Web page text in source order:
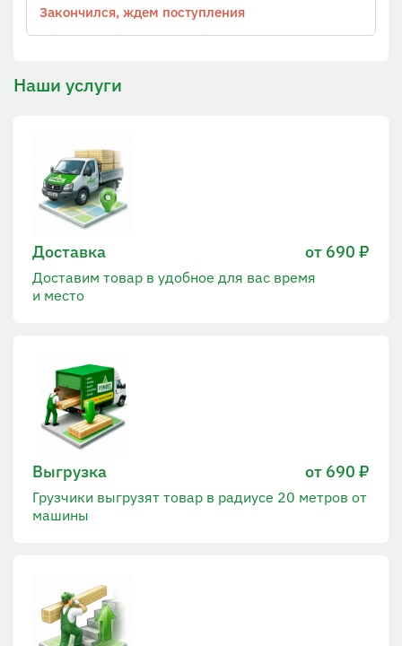
Закончился, ждем поступления
Наши услуги
Доставка от 690 ₽
Доставим товар в удобное для вас время
и место
Выгрузка от 690 ₽
Грузчики выгрузят товар в радиусе 20 метров от
машины